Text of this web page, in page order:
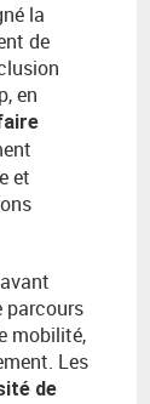
la
de
en
et
parcours
mobilité,
Les
de